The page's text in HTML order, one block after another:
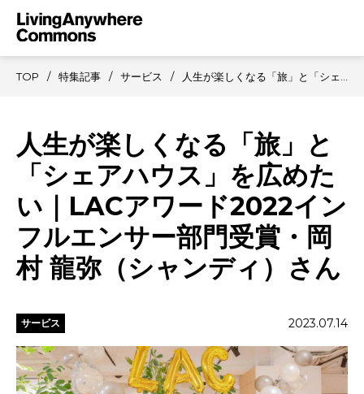
TOP 特集記事 サービス
人生が楽しくなる「旅」と
「シェアハウス」を広めた
い｜LACアワード2022イン
フルエンサー部門受賞・岡
村 龍弥（シャンディ）さん
サービス 2023.07.14